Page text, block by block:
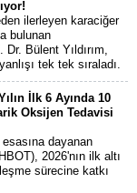
ilerleyen karaciğer
bulunan
Bülent Yıldırım,
tek tek sıraladı.
İlk 6 Ayında 10
Oksijen Tedavisi
dayanan
2026'nın ilk altı
sürecine katkı